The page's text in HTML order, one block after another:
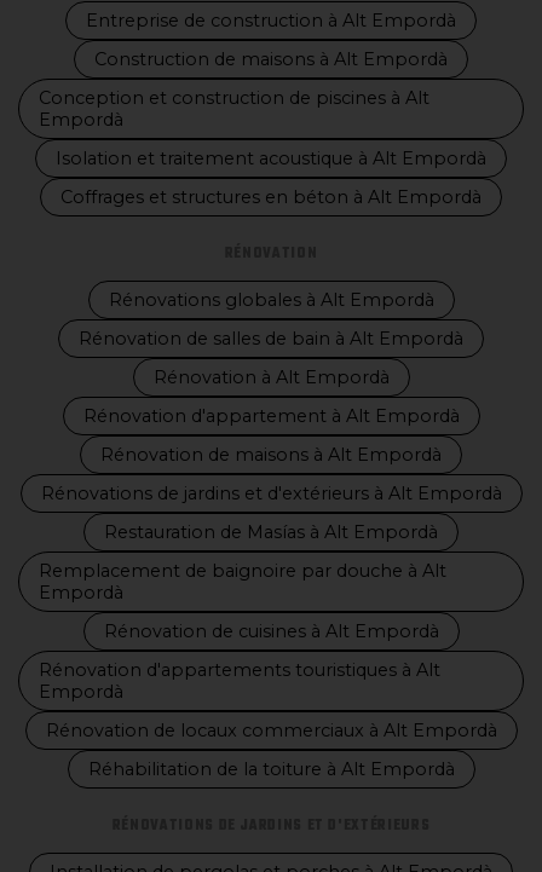
Entreprise de construction à Alt Empordà
Construction de maisons à Alt Empordà
Conception et construction de piscines à Alt
Empordà
Isolation et traitement acoustique à Alt Empordà
Coffrages et structures en béton à Alt Empordà
Rénovations globales à Alt Empordà
Rénovation de salles de bain à Alt Empordà
Rénovation à Alt Empordà
Rénovation d'appartement à Alt Empordà
Rénovation de maisons à Alt Empordà
Rénovations de jardins et d'extérieurs à Alt Empordà
Restauration de Masías à Alt Empordà
Remplacement de baignoire par douche à Alt
Empordà
Rénovation de cuisines à Alt Empordà
Rénovation d'appartements touristiques à Alt
Empordà
Rénovation de locaux commerciaux à Alt Empordà
Réhabilitation de la toiture à Alt Empordà